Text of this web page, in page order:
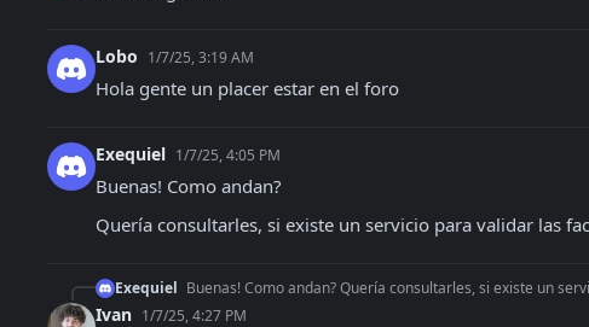
Lobo 1/7/25, 3:19 AM
Hola gente un placer estar en el foro
Exequiel 1/7/25, 4:05 PM
Buenas! Como andan?
Quería consultarles, si existe un servicio para validar las
Exequiel Buenas! Como andan? Quería consultarles, si existe un
Ivan 1/7/25, 4:27 PM